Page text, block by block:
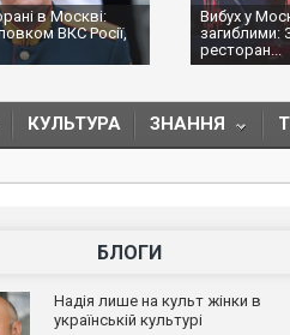
в Москві:
ВКС Росії,
Вибух у
загиблими:
ресторан...
КУЛЬТУРА ЗНАННЯ
БЛОГИ
Надія лише на культ жінки в
українській культурі